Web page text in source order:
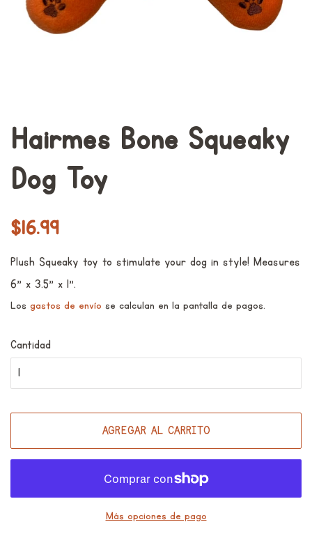
Hairmes Bone Squeaky
Dog Toy
Precio
$16.99
venta
Plush Squeaky toy to stimulate your dog in style! Measures
6" x 3.5" x 1".
Los gastos de envío se calculan en la pantalla de pagos.
Cantidad
AGREGAR AL CARRITO
Más opciones de pago